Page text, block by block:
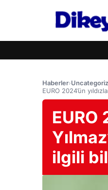
Haberler›
EURO 2024’ün
EURO
ilgili